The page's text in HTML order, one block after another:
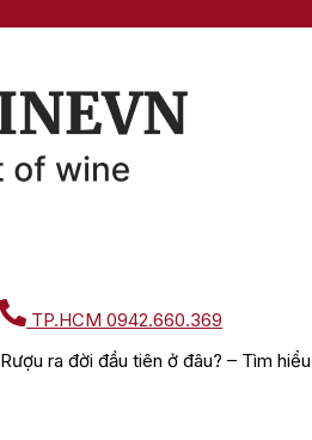
TP.HCM 0942.660.369
Rượu ra đời đầu tiên ở đâu? – Tìm